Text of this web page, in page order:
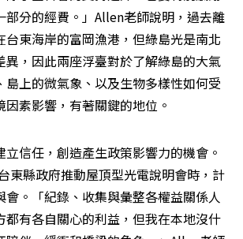
部分的經費。」Allen老師說明，過去離
台東海岸的富岡漁港，但綠島光是南北
異，因此兩座浮臺對於了解綠島的大氣
島上的微氣象、以及生物多樣性如何受
素影響，有著關鍵的地位。
立信任，創造產生政策影響力的機會。
東縣政府推動屋頂型光電說明會時，計
會。「紀錄、收集與彙整各權益關係人
都有各自關心的利益，但我在本地沒什